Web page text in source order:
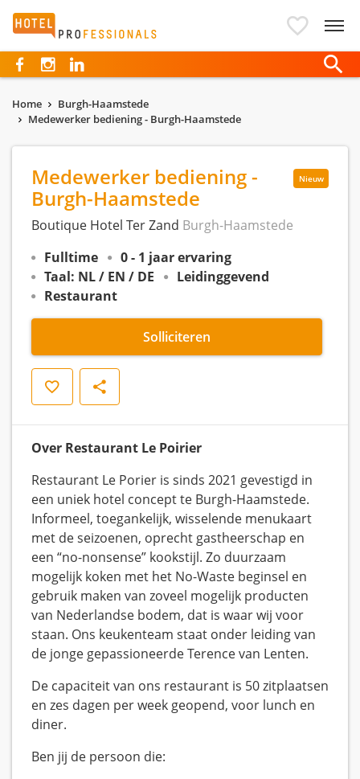
Hotelprofessionals
Home
Burgh-Haamstede
Medewerker bediening - Burgh-Haamstede
Nieuw
Medewerker bediening -
Burgh-Haamstede
Boutique Hotel Ter Zand Burgh-Haamstede
Fulltime
0 - 1 jaar ervaring
Taal: NL / EN / DE
Leidinggevend
Restaurant
Solliciteren
Opslaan Delen
Over Restaurant Le Poirier
Restaurant Le Porier is sinds 2021 gevestigd in
een uniek hotel concept te Burgh-Haamstede.
Informeel, toegankelijk, wisselende menukaart
met de seizoenen, oprecht gastheerschap en
een “no-nonsense” kookstijl. Zo duurzaam
mogelijk koken met het No-Waste beginsel en
gebruik maken van zoveel mogelijk producten
van Nederlandse bodem, dat is waar wij voor
staan. Ons keukenteam staat onder leiding van
de jonge gepassioneerde Terence van Lenten.
De capaciteit van ons restaurant is 50 zitplaatsen
en zes dagen per week geopend, voor lunch en
diner.
Ben jij de persoon die: